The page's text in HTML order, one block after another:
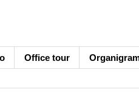
Office tour